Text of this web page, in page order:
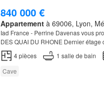
840 000 €
Appartementà 69006, Lyon,
Iad France - Perrine Davenas vous
DES QUAI DU RHONE Dernier
d'espaces extérieurs EN FRAIS DE
4pièces 1 salle de bain
Cave